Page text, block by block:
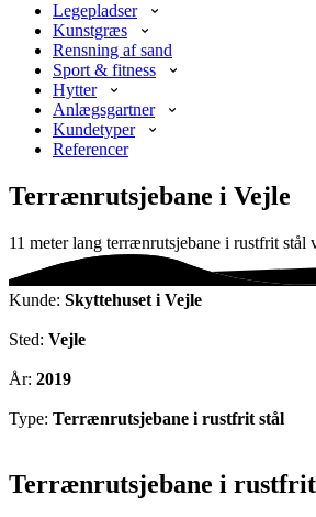
Legepladser
Kunstgræs
Rensning af sand
Sport & fitness
Hytter
Anlægsgartner
Kundetyper
Referencer
Terrænrutsjebane i Vejle
11 meter lang terrænrutsjebane i rustfrit stål
Kunde: Skyttehuset i Vejle
Sted: Vejle
År: 2019
Type: Terrænrutsjebane i rustfrit stål
Terrænrutsjebane i